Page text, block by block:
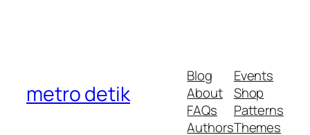
metro detik
Blog
About
FAQs
Authors
Events
Shop
Patterns
Themes